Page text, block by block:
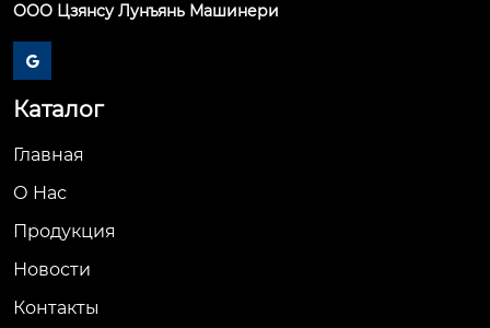
ООО Цзянсу Лунъянь Машинери

Каталог
Главная
О Hас
Продукция
Новости
Контакты